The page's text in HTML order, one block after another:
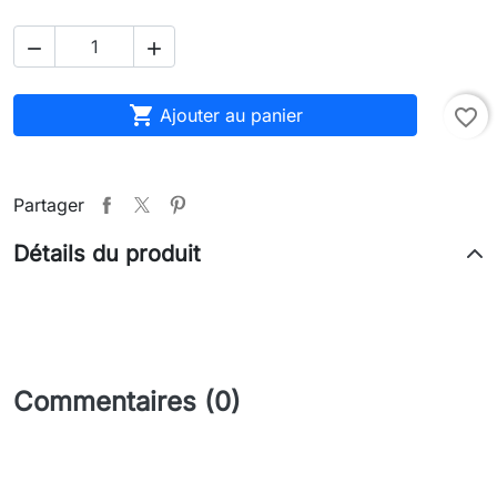
 
 Ajouter au panier favorite_border
Partager
Détails du produit
Commentaires (0)